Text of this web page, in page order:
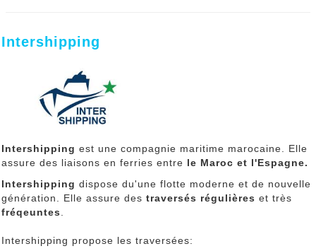
Intershipping
Intershipping est une compagnie maritime marocaine. Elle
assure des liaisons en ferries entre le Maroc et l'Espagne.
Intershipping dispose du'une flotte moderne et de nouvelle
génération. Elle assure des traversés régulières et très
fréqeuntes
Intershipping propose les traversées: